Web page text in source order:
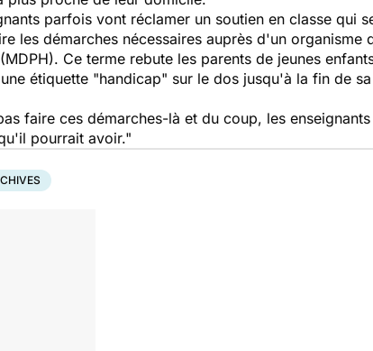
parfois vont réclamer un soutien en classe qui
les démarches nécessaires auprès d'un organisme
Ce terme rebute les parents de jeunes
étiquette "handicap" sur le dos jusqu'à la fin de
faire ces démarches-là et du coup, les
pourrait avoir."